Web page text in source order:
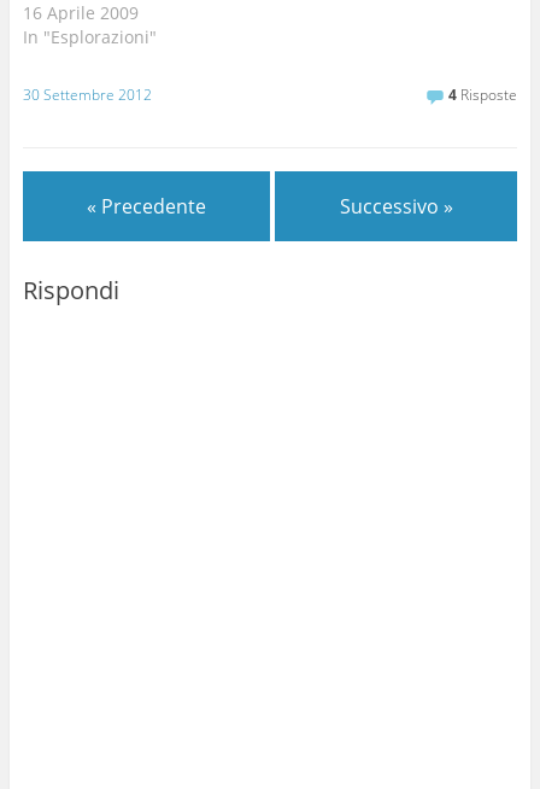
divagazioni esplorative
iniziate a inizio anno
dell'ultima di Lunedì 13
la grotta e si prepara ad…
16 Aprile 2009
In "Esplorazioni"
30 Settembre 2012 4 Risposte
« Precedente Successivo »
Rispondi